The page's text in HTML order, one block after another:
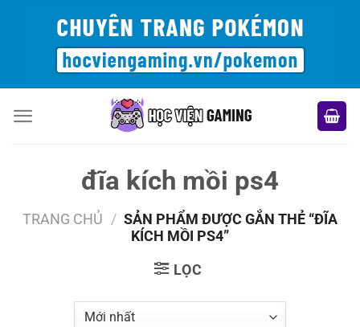
đĩa kích mồi ps4
TRANG CHỦ / SẢN PHẨM ĐƯỢC GẮN THẺ “ĐĨA
KÍCH MỒI PS4”
LỌC